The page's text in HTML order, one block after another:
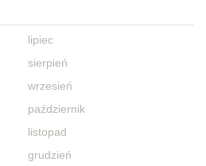
lipiec
sierpień
wrzesień
październik
listopad
grudzień